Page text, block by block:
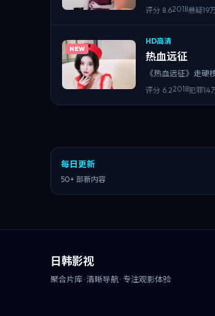
评分 8.62018悬疑19
NEW
HD高清
热血远征
《热血远征》走硬
评分 6.22018犯罪14
每日更新
50+ 部新内容
日韩影视
聚合片库 · 清晰导航 · 专注观影体验